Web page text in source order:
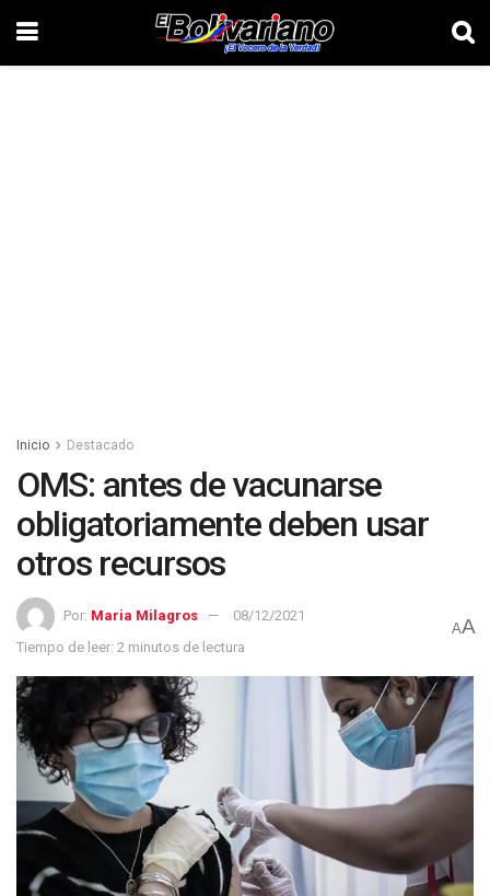
Inicio Destacado
OMS: antes de vacunarse
obligatoriamente deben usar
otros recursos
Por: Maria Milagros
08/12/2021
Tiempo de leer: 2 minutos de lectura
AA